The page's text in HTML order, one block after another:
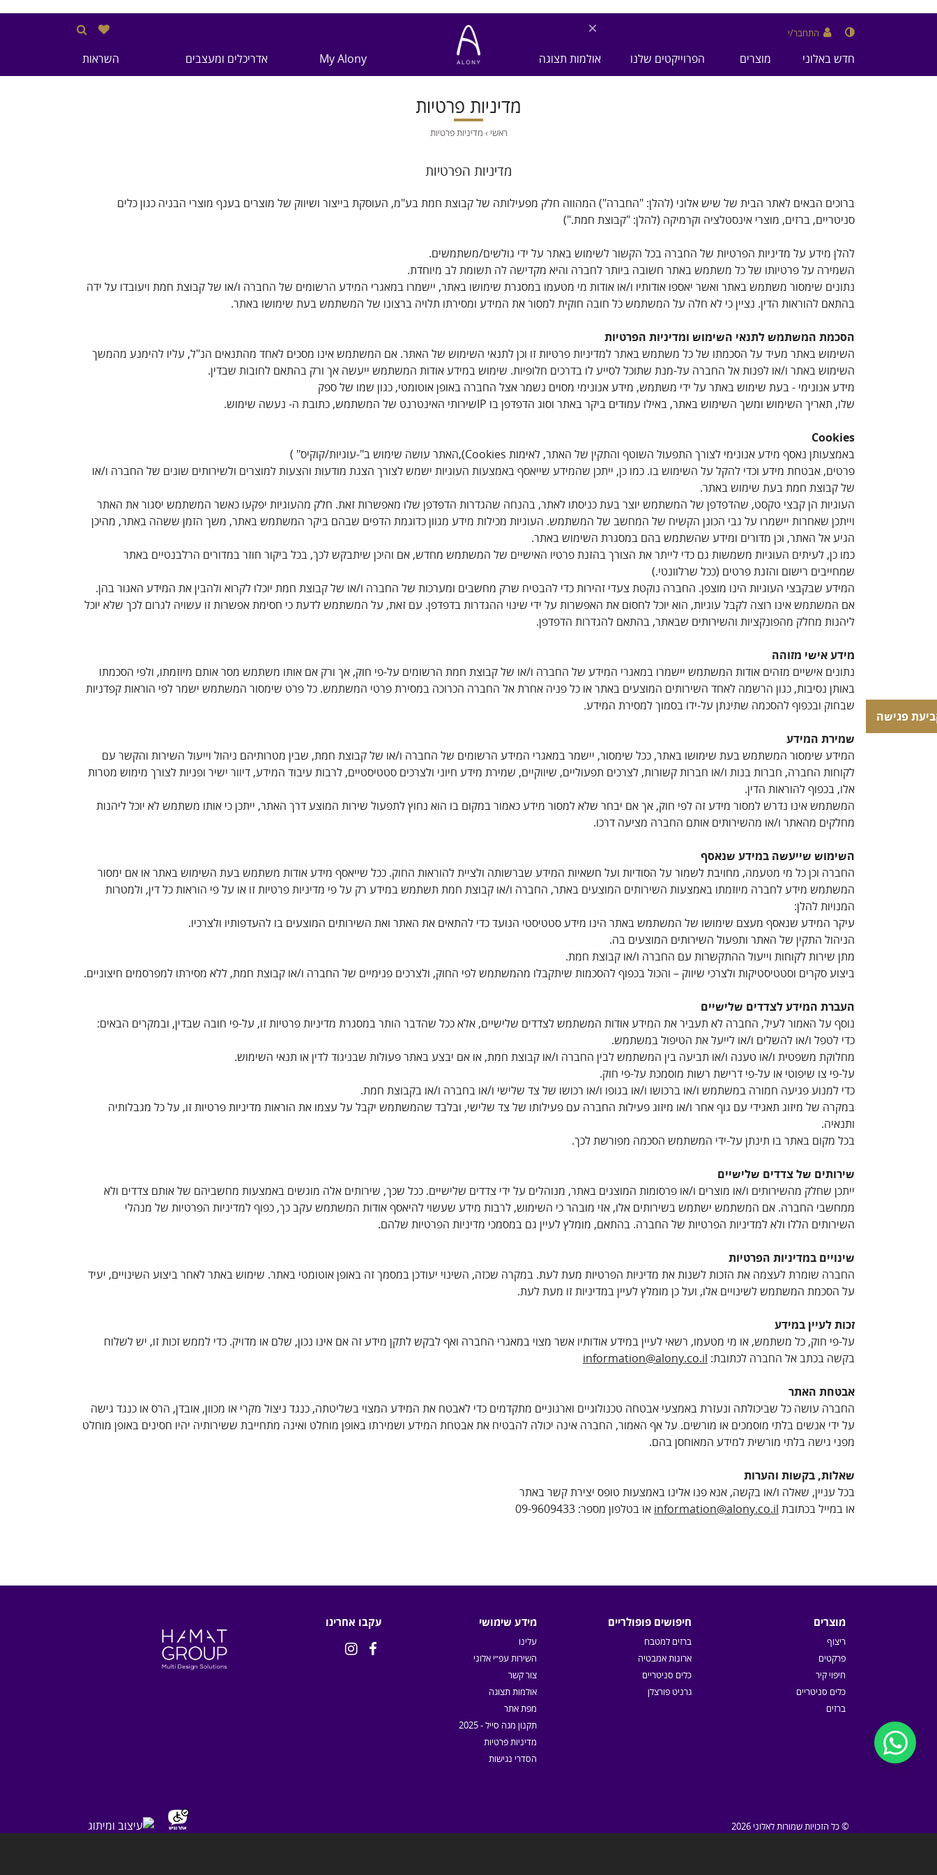
× התחבר/י
חדש באלוני מוצרים הפרוייקטים שלנו אולמות תצוגה My Alony אדריכלים ומעצבים השראות
מדיניות פרטיות
ראשי › מדיניות פרטיות
מדיניות הפרטיות
ברוכים הבאים לאתר הבית של שיש אלוני (להלן: "החברה") המהווה חלק מפעילותה של קבוצת חמת בע"מ, העוסקת בייצור ושיווק של מוצרים בענף מוצרי הבניה כגון כלים
סניטריים, ברזים, מוצרי אינסטלציה וקרמיקה (להלן: "קבוצת חמת.")
להלן מידע על מדיניות הפרטיות של החברה בכל הקשור לשימוש באתר על ידי גולשים/משתמשים.
השמירה על פרטיותו של כל משתמש באתר חשובה ביותר לחברה והיא מקדישה לה תשומת לב מיוחדת.
נתונים שימסור משתמש באתר ואשר יאספו אודותיו ו/או אודות מי מטעמו במסגרת שימושו באתר, יישמרו במאגרי המידע הרשומים של החברה ו/או של קבוצת חמת ויעובדו על ידה
בהתאם להוראות הדין. נציין כי לא חלה על המשתמש כל חובה חוקית למסור את המידע ומסירתו תלויה ברצונו של המשתמש בעת שימושו באתר.
הסכמת המשתמש לתנאי השימוש ומדיניות הפרטיות
השימוש באתר מעיד על הסכמתו של כל משתמש באתר למדיניות פרטיות זו וכן לתנאי השימוש של האתר. אם המשתמש אינו מסכים לאחד מהתנאים הנ"ל, עליו להימנע מהמשך
השימוש באתר ו/או לפנות אל החברה על-מנת שתוכל לסייע לו בדרכים חלופיות. שימוש במידע אודות המשתמש ייעשה אך ורק בהתאם לחובות שבדין.
מידע אנונימי - בעת שימוש באתר על ידי משתמש, מידע אנונימי מסוים נשמר אצל החברה באופן אוטומטי, כגון שמו של ספק
שלו, תאריך השימוש ומשך השימוש באתר, באילו עמודים ביקר באתר וסוג הדפדפן בו IPשירותי האינטרנט של המשתמש, כתובת ה- נעשה שימוש.
Cookies
באמצעותן נאסף מידע אנונימי לצורך התפעול השוטף והתקין של האתר, לאימות Cookies),האתר עושה שימוש ב"-עוגיות/קוקיס" )
פרטים, אבטחת מידע וכדי להקל על השימוש בו. כמו כן, ייתכן שהמידע שייאסף באמצעות העוגיות ישמש לצורך הצגת מודעות והצעות למוצרים ולשירותים שונים של החברה ו/או
של קבוצת חמת בעת שימוש באתר.
העוגיות הן קבצי טקסט, שהדפדפן של המשתמש יוצר בעת כניסתו לאתר, בהנחה שהגדרות הדפדפן שלו מאפשרות זאת. חלק מהעוגיות יפקעו כאשר המשתמש יסגור את האתר
וייתכן שאחרות יישמרו על גבי הכונן הקשיח של המחשב של המשתמש. העוגיות מכילות מידע מגוון כדוגמת הדפים שבהם ביקר המשתמש באתר, משך הזמן ששהה באתר, מהיכן
הגיע אל האתר, וכן מדורים ומידע שהשתמש בהם במסגרת השימוש באתר.
כמו כן, לעיתים העוגיות משמשות גם כדי לייתר את הצורך בהזנת פרטיו האישיים של המשתמש מחדש, אם והיכן שיתבקש לכך, בכל ביקור חוזר במדורים הרלבנטיים באתר
שמחייבים רישום והזנת פרטים (ככל שרלוונטי.)
המידע שבקבצי העוגיות הינו מוצפן. החברה נוקטת צעדי זהירות כדי להבטיח שרק מחשבים ומערכות של החברה ו/או של קבוצת חמת יוכלו לקרוא ולהבין את המידע האגור בהן.
אם המשתמש אינו רוצה לקבל עוגיות, הוא יוכל לחסום את האפשרות על ידי שינוי ההגדרות בדפדפן. עם זאת, על המשתמש לדעת כי חסימת אפשרות זו עשויה לגרום לכך שלא יוכל
ליהנות מחלק מהפונקציות והשירותים שבאתר, בהתאם להגדרות הדפדפן.
מידע אישי מזוהה
נתונים אישיים מזהים אודות המשתמש יישמרו במאגרי המידע של החברה ו/או של קבוצת חמת הרשומים על-פי חוק, אך ורק אם אותו משתמש מסר אותם מיוזמתו, ולפי הסכמתו
באותן נסיבות, כגון הרשמה לאחד השירותים המוצעים באתר או כל פניה אחרת אל החברה הכרוכה במסירת פרטי המשתמש. כל פרט שימסור המשתמש ישמר לפי הוראות קפדניות
שבחוק ובכפוף להסכמה שתינתן על-ידו בסמוך למסירת המידע.
שמירת המידע
המידע שימסור המשתמש בעת שימושו באתר, ככל שימסור, יישמר במאגרי המידע הרשומים של החברה ו/או של קבוצת חמת, שבין מטרותיהם ניהול וייעול השירות והקשר עם
לקוחות החברה, חברות בנות ו/או חברות קשורות, לצרכים תפעוליים, שיווקיים, שמירת מידע חיוני ולצרכים סטטיסטיים, לרבות עיבוד המידע, דיוור ישיר ופניות לצורך מימוש מטרות
אלו, בכפוף להוראות הדין.
המשתמש אינו נדרש למסור מידע זה לפי חוק, אך אם יבחר שלא למסור מידע כאמור במקום בו הוא נחוץ לתפעול שירות המוצע דרך האתר, ייתכן כי אותו משתמש לא יוכל ליהנות
מחלקים מהאתר ו/או מהשירותים אותם החברה מציעה דרכו.
השימוש שייעשה במידע שנאסף
החברה וכן כל מי מטעמה, מחויבת לשמור על הסודיות ועל חשאיות המידע שברשותה ולציית להוראות החוק. ככל שייאסף מידע אודות משתמש בעת השימוש באתר או אם ימסור
המשתמש מידע לחברה מיוזמתו באמצעות השירותים המוצעים באתר, החברה ו/או קבוצת חמת תשתמש במידע רק על פי מדיניות פרטיות זו או על פי הוראות כל דין, ולמטרות
המנויות להלן:
עיקר המידע שנאסף מעצם שימושו של המשתמש באתר הינו מידע סטטיסטי הנועד כדי להתאים את האתר ואת השירותים המוצעים בו להעדפותיו ולצרכיו.
הניהול התקין של האתר ותפעול השירותים המוצעים בה.
מתן שירות לקוחות וייעול ההתקשרות עם החברה ו/או קבוצת חמת.
ביצוע סקרים וסטטיסטיקות ולצרכי שיווק – והכול בכפוף להסכמות שיתקבלו מהמשתמש לפי החוק, ולצרכים פנימיים של החברה ו/או קבוצת חמת, ללא מסירתו למפרסמים חיצוניים.
העברת המידע לצדדים שלישיים
נוסף על האמור לעיל, החברה לא תעביר את המידע אודות המשתמש לצדדים שלישיים, אלא ככל שהדבר הותר במסגרת מדיניות פרטיות זו, על-פי חובה שבדין, ובמקרים הבאים:
כדי לטפל ו/או להשלים ו/או לייעל את הטיפול במשתמש.
מחלוקת משפטית ו/או טענה ו/או תביעה בין המשתמש לבין החברה ו/או קבוצת חמת, או אם יבצע באתר פעולות שבניגוד לדין או תנאי השימוש.
על-פי צו שיפוטי או על-פי דרישת רשות מוסמכת על-פי חוק.
כדי למנוע פגיעה חמורה במשתמש ו/או ברכושו ו/או בגופו ו/או רכושו של צד שלישי ו/או בחברה ו/או בקבוצת חמת.
במקרה של מיזוג תאגידי עם גוף אחר ו/או מיזוג פעילות החברה עם פעילותו של צד שלישי, ובלבד שהמשתמש יקבל על עצמו את הוראות מדיניות פרטיות זו, על כל מגבלותיה
ותנאיה.
בכל מקום באתר בו תינתן על-ידי המשתמש הסכמה מפורשת לכך.
שירותים של צדדים שלישיים
ייתכן שחלק מהשירותים ו/או מוצרים ו/או פרסומות המוצגים באתר, מנוהלים על ידי צדדים שלישיים. ככל שכך, שירותים אלה מוגשים באמצעות מחשביהם של אותם צדדים ולא
ממחשבי החברה. אם המשתמש ישתמש בשירותים אלו, אזי מובהר כי השימוש, לרבות מידע שעשוי להיאסף אודות המשתמש עקב כך, כפוף למדיניות הפרטיות של מנהלי
השירותים הללו ולא למדיניות הפרטיות של החברה. בהתאם, מומלץ לעיין גם במסמכי מדיניות הפרטיות שלהם.
שינויים במדיניות הפרטיות
החברה שומרת לעצמה את הזכות לשנות את מדיניות הפרטיות מעת לעת. במקרה שכזה, השינוי יעודכן במסמך זה באופן אוטומטי באתר. שימוש באתר לאחר ביצוע השינויים, יעיד
על הסכמת המשתמש לשינויים אלו, ועל כן מומלץ לעיין במדיניות זו מעת לעת.
זכות לעיין במידע
על-פי חוק, כל משתמש, או מי מטעמו, רשאי לעיין במידע אודותיו אשר מצוי במאגרי החברה ואף לבקש לתקן מידע זה אם אינו נכון, שלם או מדויק. כדי לממש זכות זו, יש לשלוח
בקשה בכתב אל החברה לכתובת: information@alony.co.il
אבטחת האתר
החברה עושה כל שביכולתה ונעזרת באמצעי אבטחה טכנולוגיים וארגוניים מתקדמים כדי לאבטח את המידע המצוי בשליטתה, כנגד ניצול מקרי או מכוון, אובדן, הרס או כנגד גישה
על ידי אנשים בלתי מוסמכים או מורשים. על אף האמור, החברה אינה יכולה להבטיח את אבטחת המידע ושמירתו באופן מוחלט ואינה מתחייבת ששירותיה יהיו חסינים באופן מוחלט
מפני גישה בלתי מורשית למידע המאוחסן בהם.
שאלות, בקשות והערות
בכל עניין, שאלה ו/או בקשה, אנא פנו אלינו באמצעות טופס יצירת קשר באתר
או במייל בכתובת information@alony.co.il או בטלפון מספר: 09-9609433
פגישה
מוצרים
ריצוף
פרקטים
חיפוי קיר
כלים סניטריים
ברזים
חיפושים פופולריים
ברזים למטבח
ארונות אמבטיה
כלים סניטריים
גרניט פורצלן
מידע שימושי
עלינו
השירות עפ״י אלוני
צור קשר
אולמות תצוגה
מפת אתר
תקנון מגה סייל - 2025
מדיניות פרטיות
הסדרי נגישות
עקבו אחרינו


© כל הזכויות שמורות לאלוני 2026